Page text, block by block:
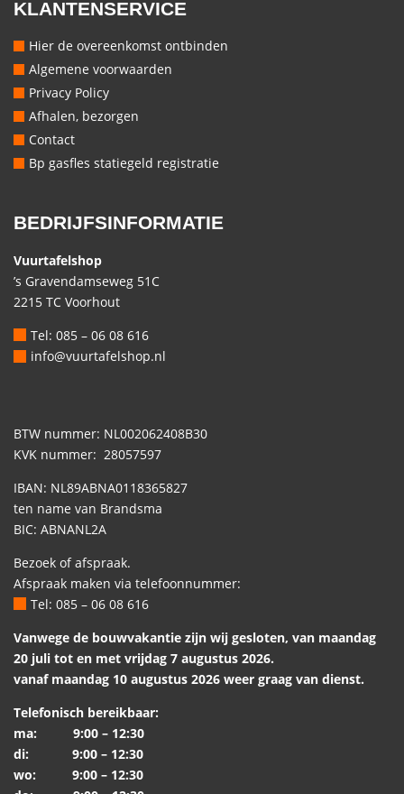
KLANTENSERVICE
Hier de overeenkomst ontbinden
Algemene voorwaarden
Privacy Policy
Afhalen, bezorgen
Contact
Bp gasfles statiegeld registratie
BEDRIJFSINFORMATIE
Vuurtafelshop
’s Gravendamseweg 51C
2215 TC Voorhout
Tel: 085 – 06 08 616
info@vuurtafelshop.nl
BTW nummer: NL002062408B30
KVK nummer: 28057597
IBAN: NL89ABNA0118365827
ten name van Brandsma
BIC: ABNANL2A
Bezoek of afspraak.
Afspraak maken via telefoonnummer:
Tel: 085 – 06 08 616
Vanwege de bouwvakantie zijn wij gesloten, van maandag
20 juli tot en met vrijdag 7 augustus 2026.
vanaf maandag 10 augustus 2026 weer graag van dienst.
Telefonisch bereikbaar:
ma: 9:00 – 12:30
di: 9:00 – 12:30
wo: 9:00 – 12:30